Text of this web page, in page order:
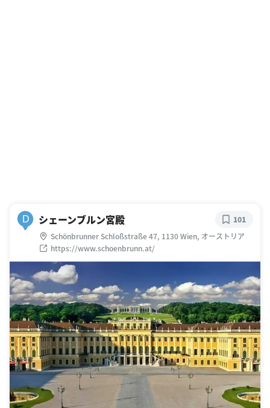
D シェーンブルン宮殿
Schönbrunner Schloßstraße 47, 1130 Wien, オーストリア
https://www.schoenbrunn.at/
101